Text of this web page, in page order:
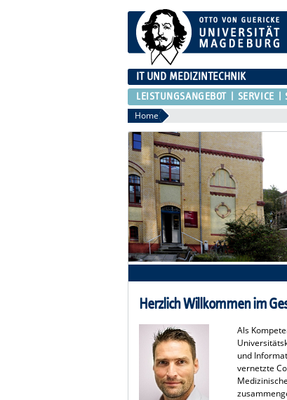
IT UND MEDIZINTECHNIK
LEISTUNGSANGEBOT SERVICE
Home
Herzlich Willkommen im
Als
und
vernetzte